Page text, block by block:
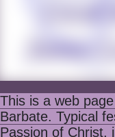
This is a web
Barbate. Typical
Passion of Christ,